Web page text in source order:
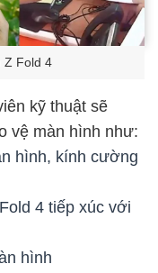
Z Fold 4
kỹ thuật sẽ
vệ màn hình như:
hình, kính cường
4 tiếp xúc với
hình